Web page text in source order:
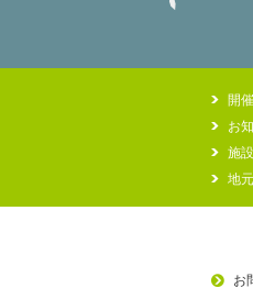
開
お
施
地
お